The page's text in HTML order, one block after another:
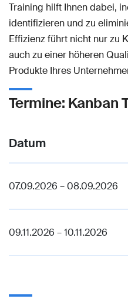
Training hilft Ihnen dabei,
identifizieren und zu
Effizienz führt nicht nur zu
auch zu einer höheren
Produkte Ihres
Termine: Kanban
Datum
07.09.2026 – 08.09.2026
09.11.2026 – 10.11.2026